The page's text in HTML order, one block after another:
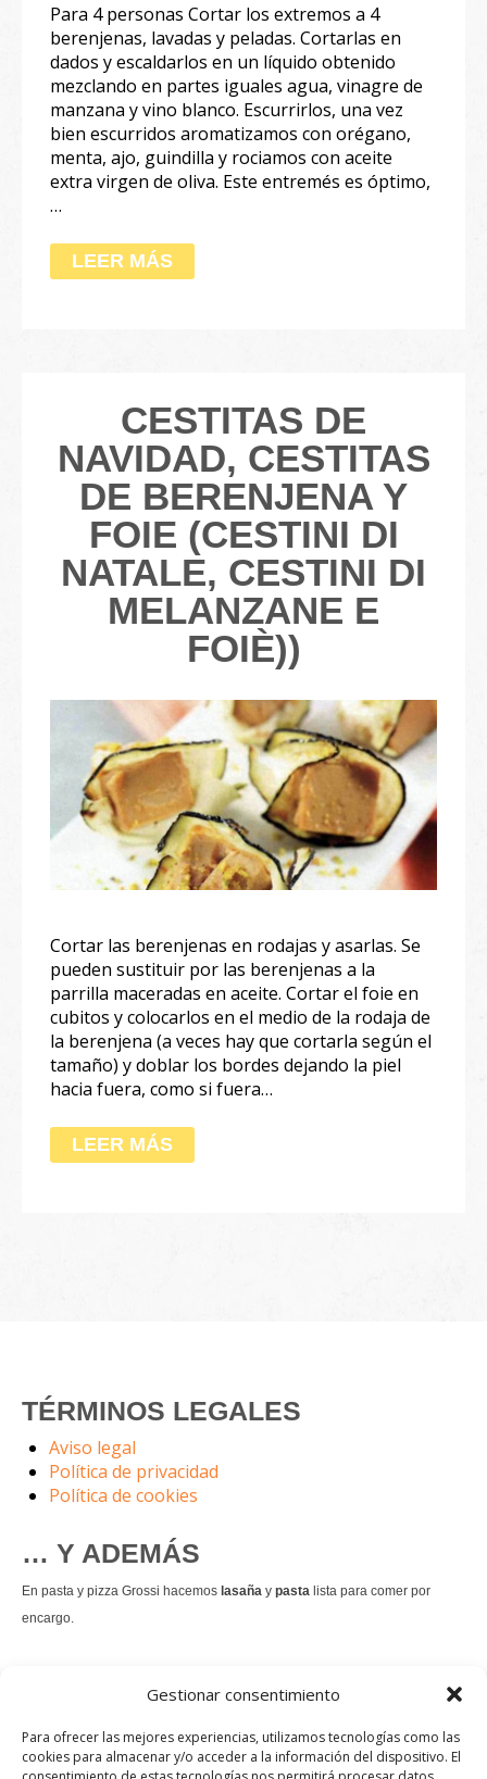
Gestionar consentimiento
Para ofrecer las mejores experiencias, utilizamos tecnologías como las
cookies para almacenar y/o acceder a la información del dispositivo. El
Para 4 personas Cortar los extremos a 4
berenjenas, lavadas y peladas. Cortarlas en
dados y escaldarlos en un líquido obtenido
mezclando en partes iguales agua, vinagre de
manzana y vino blanco. Escurrirlos, una vez
bien escurridos aromatizamos con orégano,
menta, ajo, guindilla y rociamos con aceite
extra virgen de oliva. Este entremés es óptimo,
…
LEER MÁS
CESTITAS DE
NAVIDAD, CESTITAS
DE BERENJENA Y
FOIE (CESTINI DI
NATALE, CESTINI DI
MELANZANE E
FOIÈ))
Cortar las berenjenas en rodajas y asarlas. Se
pueden sustituir por las berenjenas a la
parrilla maceradas en aceite. Cortar el foie en
cubitos y colocarlos en el medio de la rodaja de
la berenjena (a veces hay que cortarla según el
tamaño) y doblar los bordes dejando la piel
hacia fuera, como si fuera…
LEER MÁS
TÉRMINOS LEGALES
Aviso legal
Política de privacidad
Política de cookies
… Y ADEMÁS
En pasta y pizza Grossi hacemos lasaña y pasta lista para comer por
encargo.
es un permanente.